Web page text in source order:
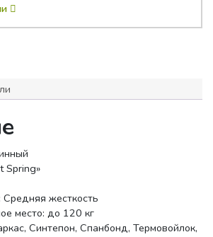
Spring»
Средняя жесткость
место: до 120 кг
Синтепон, Спанбонд, Термовойлок,